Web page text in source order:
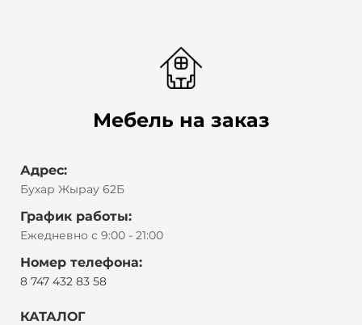
Мебель на заказ
Адрес:
Бухар Жырау 62Б
График работы:
Ежедневно с 9:00 - 21:00
Номер телефона:
8 747 432 83 58
КАТАЛОГ